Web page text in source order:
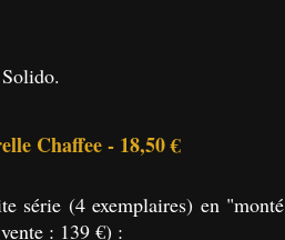
Chaffee - 18,50 €
série (4 exemplaires) en "monté
: 139 €) :